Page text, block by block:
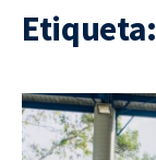
Etiqueta: